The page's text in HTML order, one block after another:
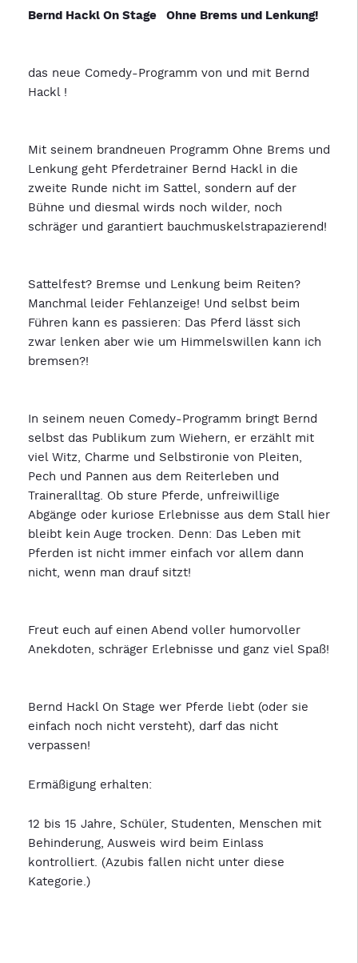
Bernd Hackl On Stage Ohne Brems und Lenkung!
das neue Comedy-Programm von und mit Bernd
Hackl !
Mit seinem brandneuen Programm Ohne Brems und
Lenkung geht Pferdetrainer Bernd Hackl in die
zweite Runde nicht im Sattel, sondern auf der
Bühne und diesmal wirds noch wilder, noch
schräger und garantiert bauchmuskelstrapazierend!
Sattelfest? Bremse und Lenkung beim Reiten?
Manchmal leider Fehlanzeige! Und selbst beim
Führen kann es passieren: Das Pferd lässt sich
zwar lenken aber wie um Himmelswillen kann ich
bremsen?!
In seinem neuen Comedy-Programm bringt Bernd
selbst das Publikum zum Wiehern, er erzählt mit
viel Witz, Charme und Selbstironie von Pleiten,
Pech und Pannen aus dem Reiterleben und
Traineralltag. Ob sture Pferde, unfreiwillige
Abgänge oder kuriose Erlebnisse aus dem Stall hier
bleibt kein Auge trocken. Denn: Das Leben mit
Pferden ist nicht immer einfach vor allem dann
nicht, wenn man drauf sitzt!
Freut euch auf einen Abend voller humorvoller
Anekdoten, schräger Erlebnisse und ganz viel Spaß!
Bernd Hackl On Stage wer Pferde liebt (oder sie
einfach noch nicht versteht), darf das nicht
verpassen!
Ermäßigung erhalten:
12 bis 15 Jahre, Schüler, Studenten, Menschen mit
Behinderung, Ausweis wird beim Einlass
kontrolliert. (Azubis fallen nicht unter diese
Kategorie.)